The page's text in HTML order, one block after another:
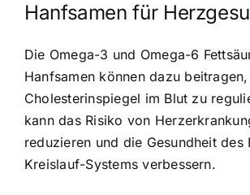
Hanfsamen für
Die Omega-3 und Omega-6
Hanfsamen können dazu
Cholesterinspiegel im Blut zu
kann das Risiko von
reduzieren und die Gesundheit des
Kreislauf-Systems verbessern.